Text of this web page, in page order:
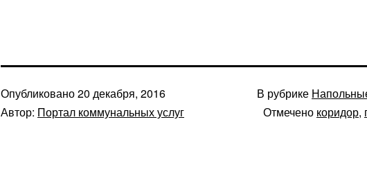
Опубликовано20 декабря, 2016
Автор: Портал коммунальных услуг
В рубрике
Отмечено коридор,